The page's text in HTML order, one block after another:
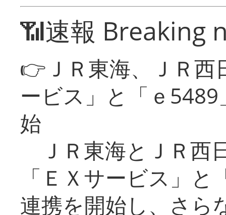
📶速報 Breaking
👉ＪＲ東海、ＪＲ
ービス」と「ｅ
始
ＪＲ東海とＪＲ西
「ＥＸサービス」
連携を開始し、さら